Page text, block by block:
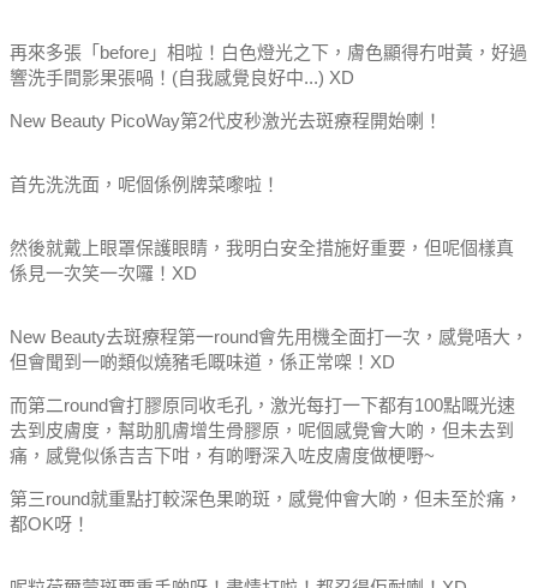
再來多張「before」相啦！白色燈光之下，膚色顯得冇咁黃，好過
響洗手間影果張喎！(自我感覺良好中...) XD
New Beauty PicoWay第2代皮秒激光去斑療程開始喇！
首先洗洗面，呢個係例牌菜嚟啦！
然後就戴上眼罩保護眼睛，我明白安全措施好重要，但呢個樣真
係見一次笑一次囉！XD
New Beauty去斑療程第一round會先用機全面打一次，感覺唔大，
但會聞到一啲類似燒豬毛嘅味道，係正常㗎！XD
而第二round會打膠原同收毛孔，激光每打一下都有100點嘅光速
去到皮膚度，幫助肌膚增生骨膠原，呢個感覺會大啲，但未去到
痛，感覺似係吉吉下咁，有啲嘢深入咗皮膚度做梗嘢~
第三round就重點打較深色果啲斑，感覺仲會大啲，但未至於痛，
都OK呀！